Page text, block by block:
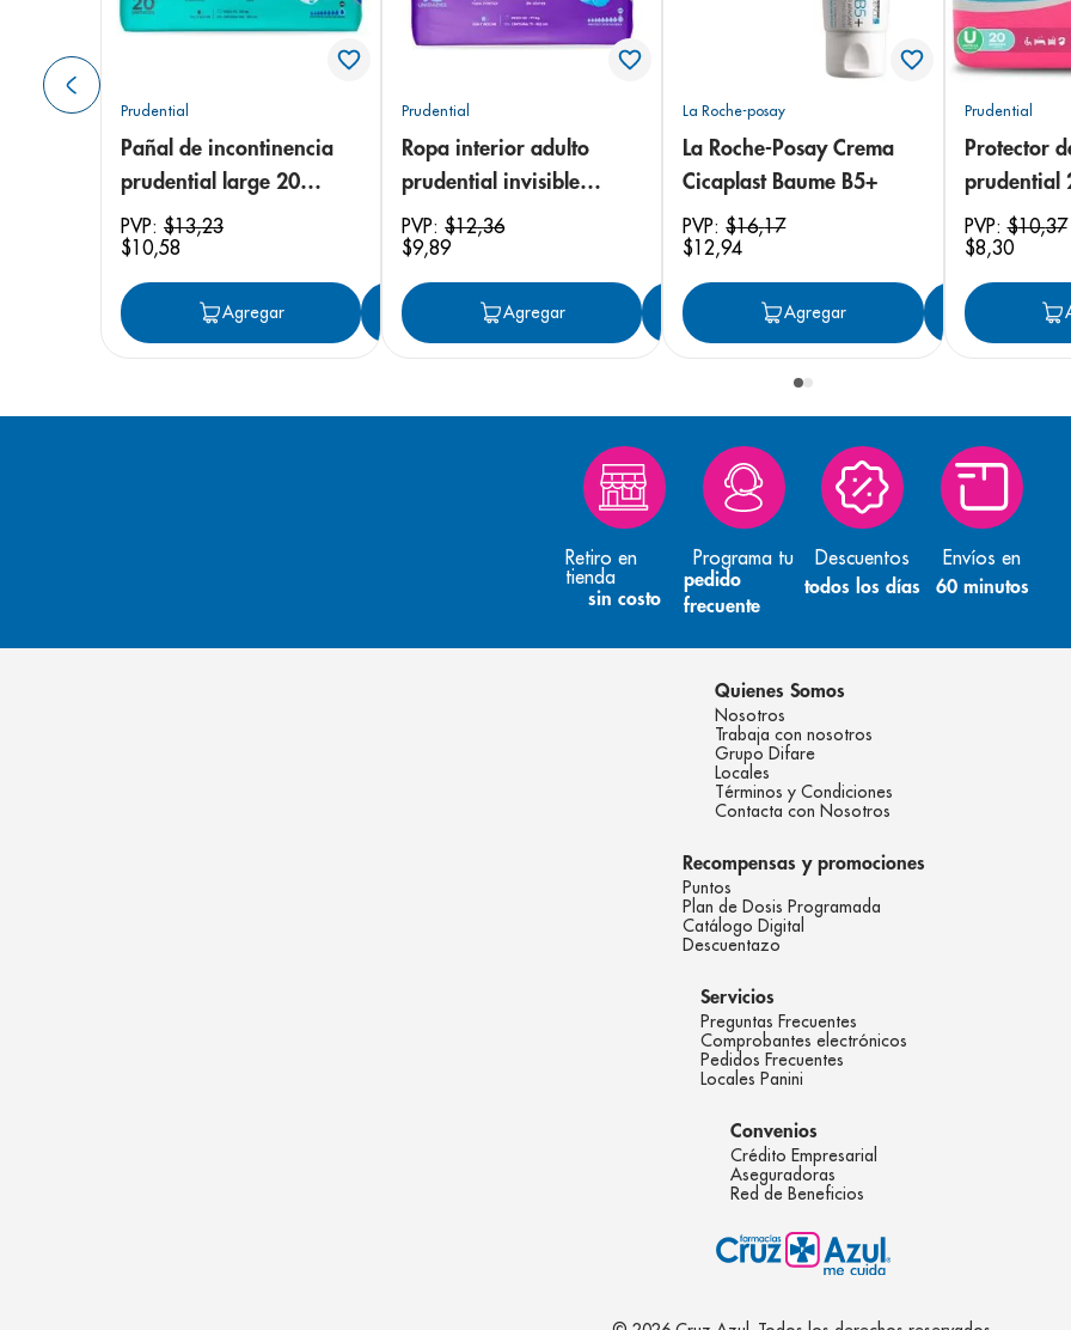
Prudential
Pañal de incontinencia
prudential large 20
unidades
PVP: $13,23
$10,58
Agregar Agregar
Prudential
Ropa interior adulto
prudential invisible
small/medium 18
unidades
PVP:$12,36
$9,89
Agregar Agregar
La Roche-posay
La Roche-Posay Crema
Cicaplast Baume B5+
PVP:$16,17
$12,94
Agregar
Prudential
Protector
prudential
PVP:$10,37
$8,30
Retiro en
tienda
sin costo
Programa tu
pedido
frecuente
Descuentos
todos los días
Envíos en
60 minutos
Quienes Somos
Nosotros
Trabaja con nosotros
Grupo Difare
Locales
Términos y Condiciones
Contacta con Nosotros
Recompensas y promociones
Puntos
Plan de Dosis Programada
Catálogo Digital
Descuentazo
Servicios
Preguntas Frecuentes
Comprobantes electrónicos
Pedidos Frecuentes
Locales Panini
Convenios
Crédito Empresarial
Aseguradoras
Red de Beneficios